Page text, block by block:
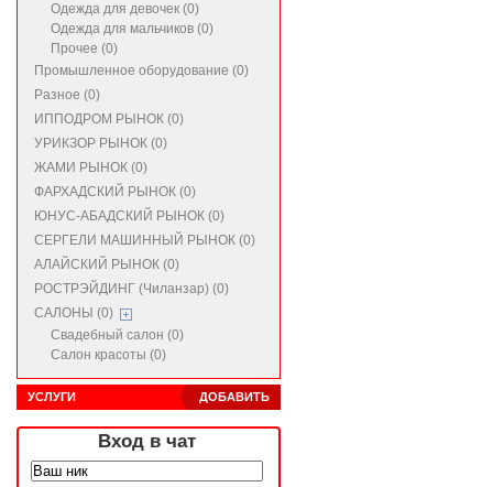
Одежда для девочек (0)
Одежда для мальчиков (0)
Прочее (0)
Промышленное оборудование (0)
Разное (0)
ИППОДРОМ РЫНОК (0)
УРИКЗОР РЫНОК (0)
ЖАМИ РЫНОК (0)
ФАРХАДСКИЙ РЫНОК (0)
ЮНУС-АБАДСКИЙ РЫНОК (0)
СЕРГЕЛИ МАШИННЫЙ РЫНОК (0)
АЛАЙСКИЙ РЫНОК (0)
РОСТРЭЙДИНГ (Чиланзар) (0)
САЛОНЫ (0)
Свадебный салон (0)
Салон красоты (0)
ДОБАВИТЬ
УСЛУГИ
Вход в чат